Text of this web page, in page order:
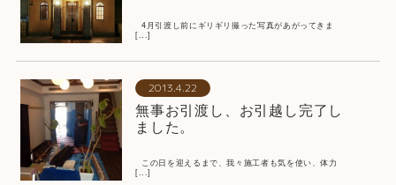
4月引渡し前にギリギリ撮った写真があがってきま
[...]
2013.4.22
無事お引渡し、お引越し完了し
ました。
この日を迎えるまで、我々施工者も気を使い、体力
[...]